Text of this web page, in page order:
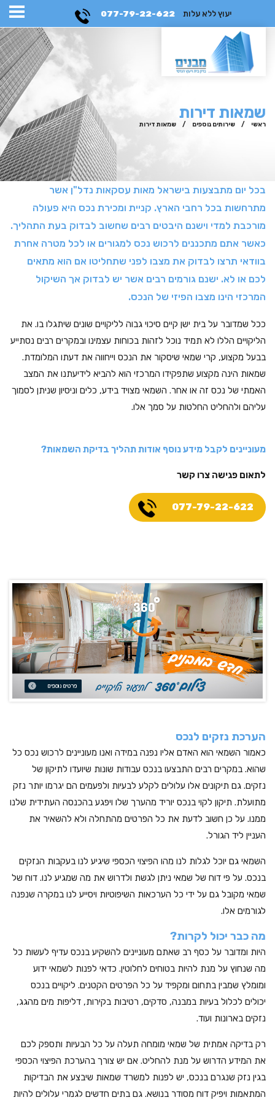
יעוץ ללא עלות 077-79-22-622
שמאות דירות
ראשי / שירותים נוספים / שמאות דירות
בכל יום מתבצעות בישראל מאות עסקאות נדל"ן אשר
מתרחשות בכל רחבי הארץ. קניית ומכירת נכס היא פעולה
מורכבת למדי וישנם היבטים רבים שחשוב לבדוק בעת התהליך.
כאשר אתם מתכננים לרכוש נכס למגורים או לכל מטרה אחרת
בוודאי תרצו לבדוק את מצבו לפני שתחליטו אם הוא מתאים
לכם או לא. ישנם גורמים רבים אשר יש לבדוק אך השיקול
המרכזי הינו מצבו הפיזי של הנכס.
ככל שמדובר על בית ישן קיים סיכוי גבוה לליקויים שונים שיתגלו בו. את
הליקויים הללו לא תמיד נוכל לזהות בכוחות עצמינו ובמקרים רבים נסתייע
בבעל מקצוע, קרי שמאי שיסקור את הנכס וייחווה את דעתו המלומדת.
שמאות הינה מקצוע שתפקידו המרכזי הוא להביא לידיעתנו את המצב
האמתי של נכס זה או אחר. השמאי מצויד בידע, כלים וניסיון שניתן לסמוך
עליהם ולהחליט החלטות על סמך אלו.
מעוניינים לקבל מידע נוסף אודות תהליך בדיקת השמאות?
לתאום פגישה צרו קשר
077-79-22-622
הערכת נזקים לנכס
כאמור השמאי הוא האדם אליו נפנה במידה ואנו מעוניינים לרכוש נכס כל
שהוא. במקרים רבים התבצעו בנכס עבודות שונות שיועדו לתיקון של
נזקים. גם תיקונים אלו עלולים לקלע לבעיות ולפעמים הם יגרמו יותר נזק
מתועלת. תיקון לקוי בנכס יוריד מהערך שלו ויפגע בהכנסה העתידית שלנו
ממנו. על כן חשוב לדעת את כל הפרטים מהתחלה ולא להשאיר את
העניין ליד הגורל.
השמאי גם יוכל לגלות לנו מהו הפיצוי הכספי שיגיע לנו בעקבות הנזקים
בנכס. על פי דוח של שמאי ניתן לגשת ולדרוש את מה שמגיע לנו. דוח של
שמאי מקובל גם על ידי כל הערכאות השיפוטיות ויסייע לנו במקרה שנפנה
לגורמים אלו.
מה כבר יכול לקרות?
היות ומדובר על כסף רב שאתם מעוניינים להשקיע בנכס עדיף לעשות כל
מה שנחוץ על מנת להיות בטוחים לחלוטין. כדאי לפנות לשמאי ידוע
ומומלץ שמבין בתחום ומקפיד על כל הפרטים הקטנים. ליקויים בנכס
יכולים לכלול בעיות במבנה, סדקים, רטיבות בקירות, דליפות מים מהגג,
נזקים בארונות ועוד.
רק בדיקה אמתית של שמאי מומחה תעלה על כל הבעיות ותספק לכם
את המידע הדרוש על מנת להחליט. אם יש צורך בהערכת הפיצוי הכספי
בגין נזק שנגרם בנכס, יש לפנות למשרד שמאות שיבצע את הבדיקות
המתאמות ויפיק דוח מסודר בנושא. גם בתים חדשים לגמרי עלולים להיות